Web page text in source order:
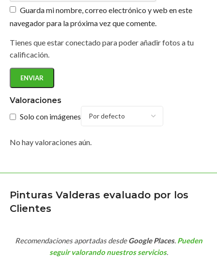
Valoraciones
Solo con imágenes
No hay valoraciones aún.
Guarda mi nombre, correo electrónico y web en este
navegador para la próxima vez que comente.
Tienes que estar conectado para poder añadir fotos a tu
calificación.
Pinturas Valderas evaluado por los
Clientes
Recomendaciones aportadas desdeGoogle Places. Pueden
seguir valorando nuestros servicios.